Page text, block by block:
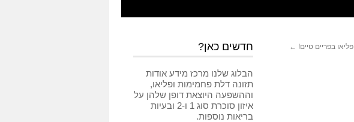
פליאו בפריים טיים! ← חדשים כאן?
הבלוג שלנו מרכז מידע אודות
תזונה דלת פחמימות ופליאו,
וההשפעה היוצאת דופן שלהן על
איזון סוכרת סוג 1 ו-2 ובעיות
בריאות נוספות.